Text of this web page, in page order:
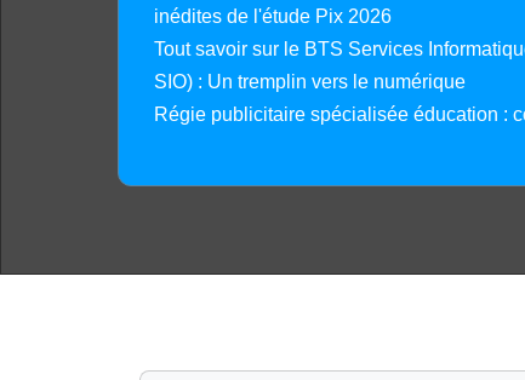
inédites de l'étude Pix 2026
Tout savoir sur le BTS Services
SIO) : Un tremplin vers le numérique
Régie publicitaire spécialisée éducation :